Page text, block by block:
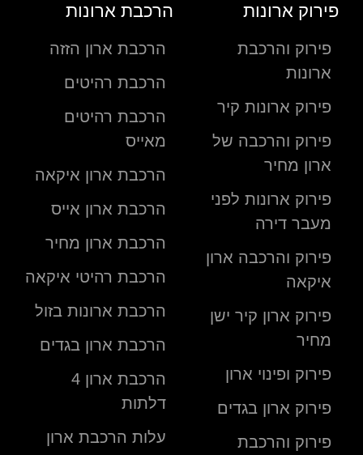
פירוק ארונות
פירוק והרכבת
ארונות
פירוק ארונות קיר
פירוק והרכבה של
ארון מחיר
פירוק ארונות לפני
מעבר דירה
פירוק והרכבה ארון
איקאה
פירוק ארון קיר ישן
מחיר
פירוק ופינוי ארון
פירוק ארון בגדים
פירוק והרכבת
הרכבת ארונות
הרכבת ארון הזזה
הרכבת רהיטים
הרכבת רהיטים
מאייס
הרכבת ארון איקאה
הרכבת ארון אייס
הרכבת ארון מחיר
הרכבת רהיטי איקאה
הרכבת ארונות בזול
הרכבת ארון בגדים
הרכבת ארון 4
דלתות
עלות הרכבת ארון